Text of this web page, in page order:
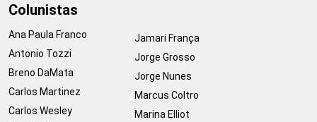
Colunistas
Ana Paula Franco
Antonio Tozzi
Breno DaMata
Carlos Martinez
Carlos Wesley
Jamari França
Jorge Grosso
Jorge Nunes
Marcus Coltro
Marina Elliot